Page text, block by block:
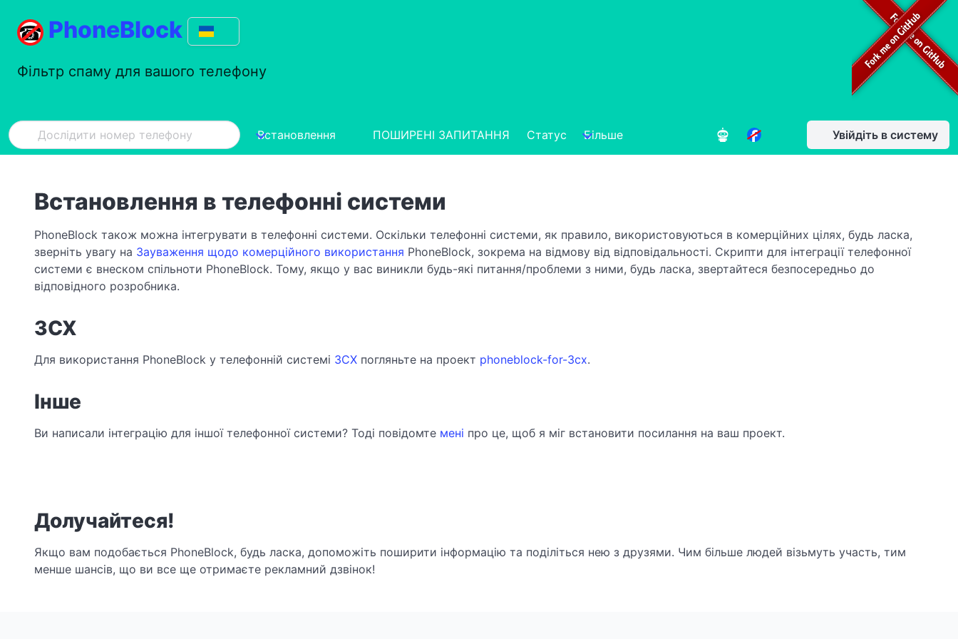
PhoneBlock
Фільтр спаму для вашого телефону
Встановлення ПОШИРЕНІ ЗАПИТАННЯ Статус Більше Увійдіть в систему
Встановлення в телефонні системи
PhoneBlock також можна інтегрувати в телефонні системи. Оскільки телефонні системи, як правило, використовуються в комерційних цілях, будь ласка,
зверніть увагу на Зауваження щодо комерційного використання PhoneBlock, зокрема на відмову від відповідальності. Скрипти для інтеграції телефонної
системи є внеском спільноти PhoneBlock. Тому, якщо у вас виникли будь-які питання/проблеми з ними, будь ласка, звертайтеся безпосередньо до
відповідного розробника.
3CX
Для використання PhoneBlock у телефонній системі 3CX погляньте на проект phoneblock-for-3cx.
Інше
Ви написали інтеграцію для іншої телефонної системи? Тоді повідомте мені про це, щоб я міг встановити посилання на ваш проект.
Долучайтеся!
Якщо вам подобається PhoneBlock, будь ласка, допоможіть поширити інформацію та поділіться нею з друзями. Чим більше людей візьмуть участь, тим
менше шансів, що ви все ще отримаєте рекламний дзвінок!